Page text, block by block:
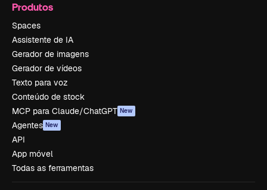
Produtos
Spaces
Assistente de IA
Gerador de imagens
Gerador de vídeos
Texto para voz
Conteúdo de stock
MCP para Claude/ChatGPT New
Agentes New
API
App móvel
Todas as ferramentas